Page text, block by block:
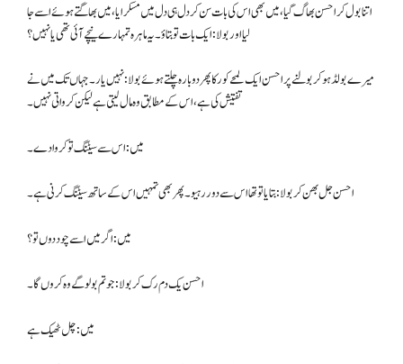
اتنا بول کر احسن بھاگ گیا، میں بھی اس کی بات سن کر دل ہی دل میں مسکرایا، میں بھاگتے ہوئے اسے جا
لیا اور بولا: ایک بات تو بتاؤ۔ یہ ماہرہ تمہارے نیچے آئی تھی یا نہیں؟
میرے بولڈ ہوکر بولنے پر احسن ایک لمحے کو رکا پھر دوبارہ چلتے ہوئے بولا: نہیں یار۔ جہاں تک میں نے
تفتیش کی ہے، اس کے مطابق وہ مال لیتی ہے لیکن کرواتی نہیں۔
میں: اس سے سیٹنگ تو کروا دے۔
احسن جل بھن کر بولا: بتایا تو تھا اس سے دور رہیو۔ پھر بھی تمہیں اس کے ساتھ سیٹنگ کرنی ہے۔
میں: اگر میں اسے چود دوں تو؟
احسن یک دم رک کربولا: جو تم بولو گے وہ کروں گا۔
میں: چل ٹھیک ہے